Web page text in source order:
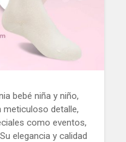
bebé niña y niño,
meticuloso detalle,
como eventos,
elegancia y calidad